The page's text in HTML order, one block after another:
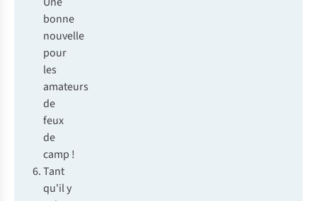
bonne
nouvelle
pour
les
amateurs
de
feux
de
camp !
Tant
qu'il y